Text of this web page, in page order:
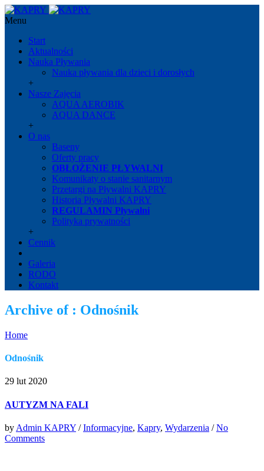
Menu
Start
Aktualności
Nauka Pływania
Nauka pływania dla dzieci i dorosłych
+
Nasze Zajęcia
AQUA AEROBIK
AQUA DANCE
+
O nas
Baseny
Oferty pracy
OBŁOŻENIE PŁYWALNI
Komunikaty o stanie sanitarnym
Przetargi na Pływalni KAPRY
Historia Pływalni KAPRY
REGULAMIN Pływalni
Polityka prywatności
+
Cennik
Galeria
RODO
Kontakt
Archive of : Odnośnik
Home
Odnośnik
29 lut 2020
AUTYZM NA FALI
by Admin KAPRY /Informacyjne, Kapry, Wydarzenia /No
Comments